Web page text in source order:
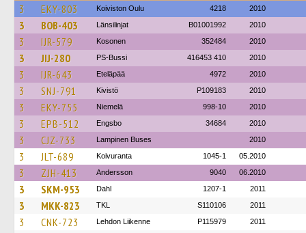
3 EKY-803 Koiviston Oulu 4218 2010
3 BOB-403 Länsilinjat B01001992 2010
3 IJR-579 Kosonen 352484 2010
3 JIJ-280 PS-Bussi 416453 410 2010
3 IJR-643 Eteläpää 4972 2010
3 SNJ-791 Kivistö P109183 2010
3 EKY-755 Niemelä 998-10 2010
3 EPB-512 Engsbo 34684 2010
3 CJZ-733 Lampinen Buses 2010
3 JLT-689 Koivuranta 1045-1 05.2010
3 ZJH-413 Andersson 9040 06.2010
3 SKM-953 Dahl 1207-1 2011
3 MKK-823 TKL S110106 2011
3 CNK-723 Lehdon Liikenne P115979 2011